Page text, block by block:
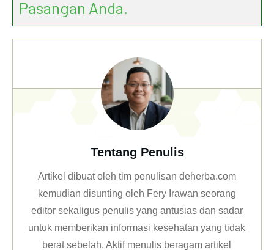
Pasangan Anda.
Tentang Penulis
Artikel dibuat oleh tim penulisan deherba.com
kemudian disunting oleh Fery Irawan seorang
editor sekaligus penulis yang antusias dan sadar
untuk memberikan informasi kesehatan yang tidak
berat sebelah. Aktif menulis beragam artikel